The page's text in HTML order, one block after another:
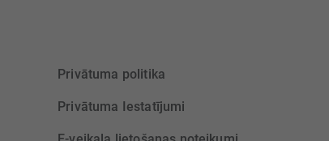
Privātuma politika
Privātuma Iestatījumi